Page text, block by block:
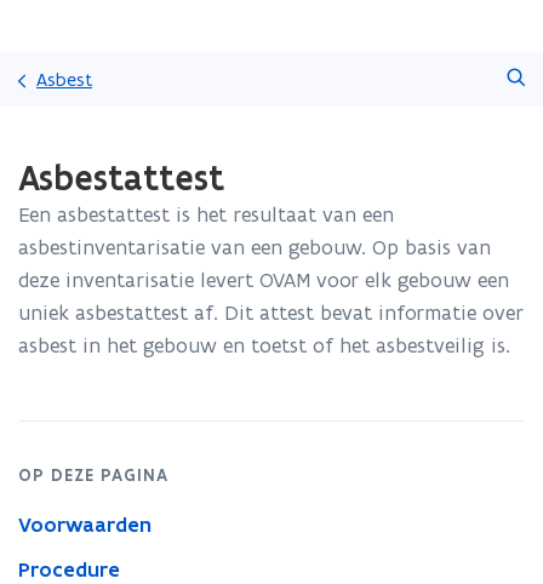
Asbest
met
laden.
bevindt
zich
op:
Asbestattest
Asbestattest
Een asbestattest is het resultaat van een
asbestinventarisatie van een gebouw. Op basis van
deze inventarisatie levert OVAM voor elk gebouw een
uniek asbestattest af. Dit attest bevat informatie over
asbest in het gebouw en toetst of het asbestveilig is.
OP DEZE PAGINA
Voorwaarden
Procedure